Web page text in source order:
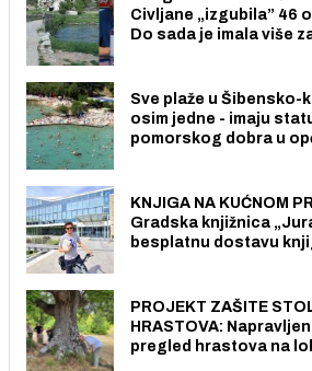
Civljane „izgubila” 46
Do sada je imala više
Sve plaže u Šibensko-
osim jedne - imaju
pomorskog dobra u
KNJIGA NA KUĆNOM
Gradska knjižnica
besplatnu dostavu
PROJEKT ZAŠITE
HRASTOVA:
pregled hrastova na